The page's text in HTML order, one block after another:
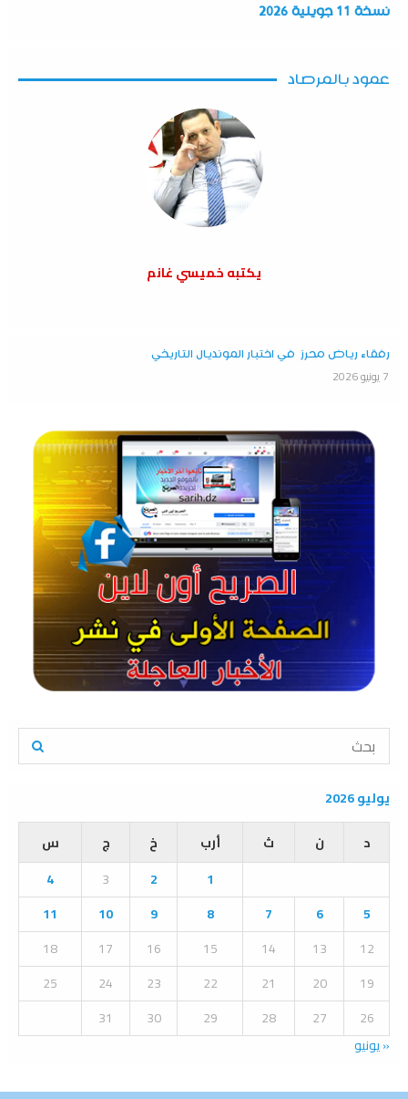
نسخة 11 جويلية 2026
عمود بالمرصاد
يكتبه خميسي غانم
رفقاء رياض محرز في اختبار المونديال التاريخي
7 يونيو 2026
r
r
E
A
R
C
H
يوليو 2026
د
ن ث أرب خ ج
س
1
2
3
4
5
6
7
8
9
10
11
12
13
14
15
16
17
18
19
20
21
22
23
24
25
26
27
28
29
30
31
« يونيو